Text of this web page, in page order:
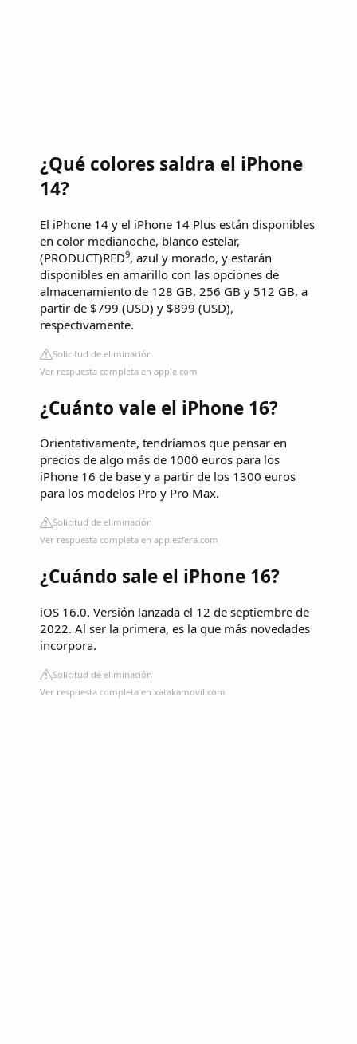
¿Qué colores saldra el iPhone
14?
El iPhone 14 y el iPhone 14 Plus están disponibles
en color medianoche, blanco estelar,
(PRODUCT)RED9, azul y morado, y estarán
disponibles en amarillo con las opciones de
almacenamiento de 128 GB, 256 GB y 512 GB, a
partir de $799 (USD) y $899 (USD),
respectivamente.
Solicitud de eliminación
Ver respuesta completa en apple.com
¿Cuánto vale el iPhone 16?
Orientativamente, tendríamos que pensar en
precios de algo más de 1000 euros para los
iPhone 16 de base y a partir de los 1300 euros
para los modelos Pro y Pro Max.
Solicitud de eliminación
Ver respuesta completa en applesfera.com
¿Cuándo sale el iPhone 16?
iOS 16.0. Versión lanzada el 12 de septiembre de
2022. Al ser la primera, es la que más novedades
incorpora.
Solicitud de eliminación
Ver respuesta completa en xatakamovil.com